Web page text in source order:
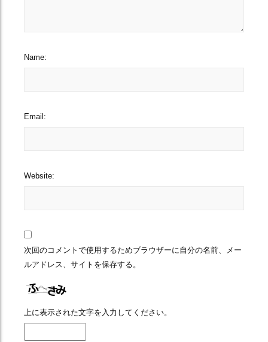
Name:
Email:
Website:
次回のコメントで使用するためブラウザーに自分の名前、メー
ルアドレス、サイトを保存する。
上に表示された文字を入力してください。